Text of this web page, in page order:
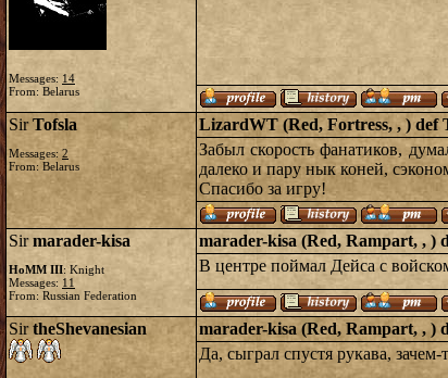
Messages: 14
From: Belarus
SirTofsla
Messages:2
From: Belarus
LizardWT (Red, Fortress, , ) def
Забыл скорость фанатиков,
далеко и пару нык коней,
Спасибо за игру!
Sirmarader-kisa
HoMM III: Knight
Messages: 11
From: Russian Federation
marader-kisa (Red, Rampart, , )
В центре поймал Дейса с
SirtheShevanesian marader-kisa (Red, Rampart, , )
Да, сыграл спустя рукава,